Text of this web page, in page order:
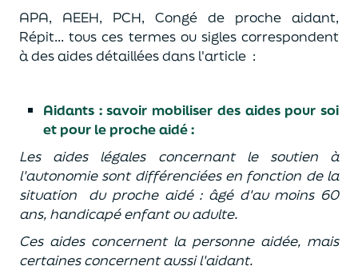
APA, AEEH, PCH, Congé de proche aidant,
Répit... tous ces termes ou sigles correspondent
à des aides détaillées dans l'article :
Aidants : savoir mobiliser des aides pour soi
et pour le proche aidé :
Les aides légales concernant le soutien à
l'autonomie sont différenciées en fonction de la
situation
du proche aidé : âgé d'au moins 60
ans, handicapé enfant ou adulte.
Ces aides concernent la personne aidée, mais
certaines concernent aussi l'aidant.